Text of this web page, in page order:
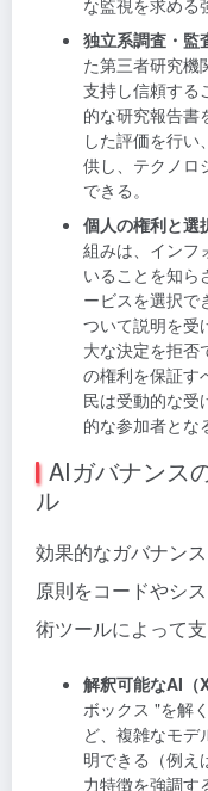
な監視を求める
独立系調査・監
た第三者研究機
支持し信頼する
的な研究報告書
した評価を行
供し、テクノロ
できる。
個人の権利と選
組みは、インフ
いることを知ら
ービスを選択で
ついて説明を受
大な決定を拒否
の権利を保証す
民は受動的な受
的な参加者とな
AIガバナンス
ル
効果的なガバナン
原則をコードやシ
術ツールによって
解釈可能なAI（
ボックス "を解
ど、複雑なモデ
明できる（例え
力特徴を強調す